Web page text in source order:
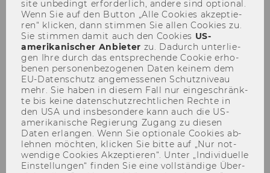
Videos
site un­be­dingt er­for­der­lich, an­de­re sind op­tio­nal.
Wenn Sie auf den But­ton „Alle Coo­kies ak­zep­tie­
ren“ kli­cken, dann stim­men Sie allen Coo­kies zu.
Sie stim­men damit auch den Coo­kies US-​
amerikanischer An­bie­ter zu. Da­durch un­ter­lie­
gen Ihre durch das ent­spre­chen­de Coo­kie er­ho­
be­nen per­so­nen­be­zo­ge­nen Daten kei­nem dem
EU-​Datenschutz an­ge­mes­se­nen Schutz­ni­veau
mehr. Sie haben in die­sem Fall nur ein­ge­schränk­
te bis keine da­ten­schutz­recht­li­chen Rech­te in
den USA und ins­be­son­de­re kann auch die US-​
amerikanische Re­gie­rung Zu­gang zu die­sen
Daten er­lan­gen. Wenn Sie op­tio­na­le Coo­kies ab­
leh­nen möch­ten, kli­cken Sie bitte auf „Nur not­
wen­di­ge Coo­kies Ak­zep­tie­ren“. Unter „In­di­vi­du­el­le
Ein­stel­lun­gen“ fin­den Sie eine voll­stän­di­ge Über­